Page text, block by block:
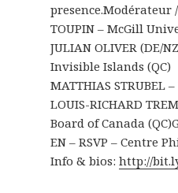
presence.Modérateur
TOUPIN – McGill
JULIAN OLIVER (DE/
Invisible Islands (QC)
MATTHIAS STRUBEL
LOUIS-RICHARD
Board of Canada (QC)
EN – RSVP – Centre
Info & bios:http://